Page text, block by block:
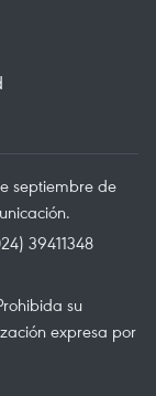
septiembre de
39411348
su
expresa por